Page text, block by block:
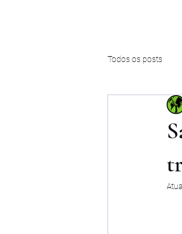
Todos os posts